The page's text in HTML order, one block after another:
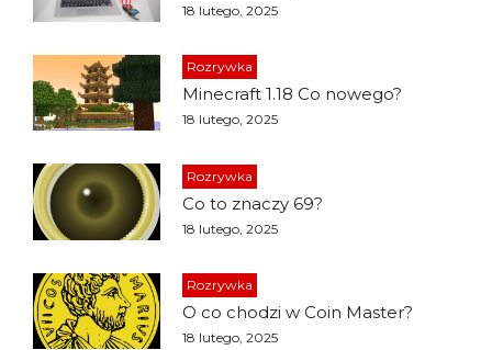
18 lutego, 2025
Rozrywka
Minecraft 1.18 Co nowego?
18 lutego, 2025
Rozrywka
Co to znaczy 69?
18 lutego, 2025
Rozrywka
O co chodzi w Coin Master?
18 lutego, 2025